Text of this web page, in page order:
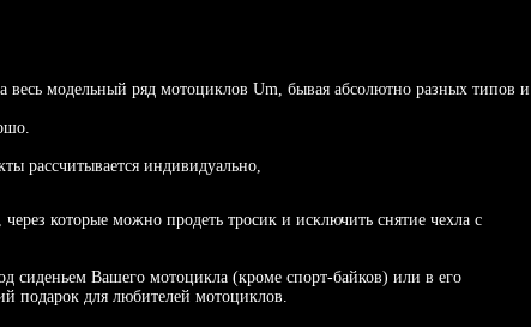
модельный ряд мотоциклов Um, бывая абсолютно разных типов и
рассчитывается индивидуально,
которые можно продеть тросик и исключить снятие чехла с
Вашего мотоцикла (кроме спорт-байков) или в его
подарок для любителей мотоциклов.